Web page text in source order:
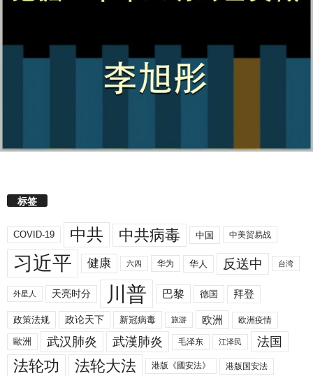
标签
COVID-19 中共 中共病毒 中国 中美贸易战
习近平 健康 六四 华为 华人 反送中 台湾
外星人 天亮时分 川普 巴黎 德国 拜登
政策法规 政论天下 新冠病毒 旅游 欧洲 欧洲疫情
歐洲 武汉肺炎 武漢肺炎 毛泽东 江泽民 法国
法轮功 法轮大法 港版《國安法》 港版国安法